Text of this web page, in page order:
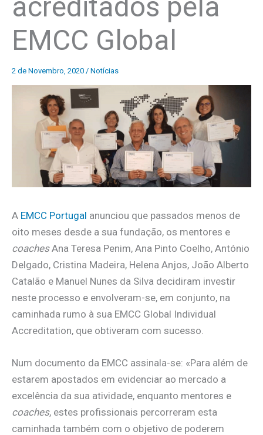
EMCC Global
2 de Novembro, 2020 / Notícias
A EMCC Portugal anunciou que passados menos de
oito meses desde a sua fundação, os mentores e
coachesAna Teresa Penim, Ana Pinto Coelho, António
Delgado, Cristina Madeira, Helena Anjos, João Alberto
Catalão e Manuel Nunes da Silva decidiram investir
neste processo e envolveram-se, em conjunto, na
caminhada rumo à sua EMCC Global Individual
Accreditation, que obtiveram com sucesso.
Num documento da EMCC assinala-se: «Para além de
estarem apostados em evidenciar ao mercado a
excelência da sua atividade, enquanto mentores e
coaches, estes profissionais percorreram esta
caminhada também com o objetivo de poderem